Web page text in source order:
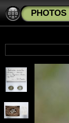
PHOTOS